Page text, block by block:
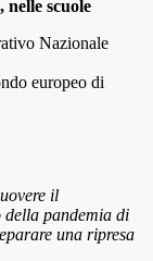
nelle scuole
Nazionale
europeo di
il
della pandemia di
una ripresa